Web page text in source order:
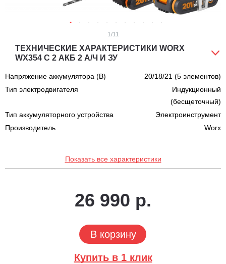
1/11
ТЕХНИЧЕСКИЕ ХАРАКТЕРИСТИКИ WORX
WX354 С 2 АКБ 2 А/Ч И ЗУ
Напряжение аккумулятора (В)
20/18/21 (5 элементов)
Тип электродвигателя
Индукционный
(бесщеточный)
Тип аккумуляторного устройства
Электроинструмент
Производитель
Worx
Показать все характеристики
26 990 р.
В корзину
Купить в 1 клик